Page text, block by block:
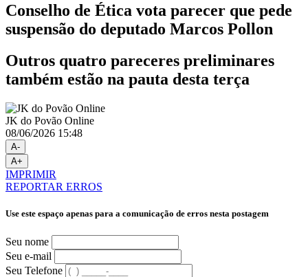
Conselho de Ética vota parecer que pede
suspensão do deputado Marcos Pollon
Outros quatro pareceres preliminares
também estão na pauta desta terça
JK do Povão Online
08/06/2026 15:48
A-
A+
IMPRIMIR
REPORTAR ERROS
Use este espaço apenas para a comunicação de erros nesta postagem
Seu nome
Seu e-mail
Seu Telefone